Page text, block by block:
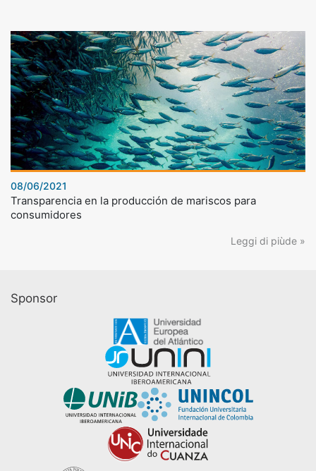
08/06/2021
Transparencia en la producción de mariscos para
consumidores
Leggi di piùde »
Sponsor